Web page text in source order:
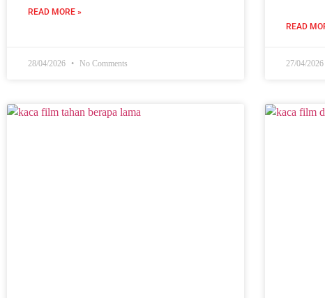
READ MORE »
28/04/2026 No Comments
READ
27/04/2026